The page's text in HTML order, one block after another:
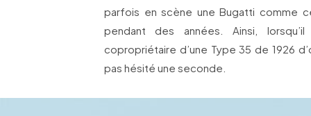
parfois en scène une Bugatti comme
pendant des années. Ainsi,
copropriétaire d’une Type 35 de 1926
pas hésité une seconde.